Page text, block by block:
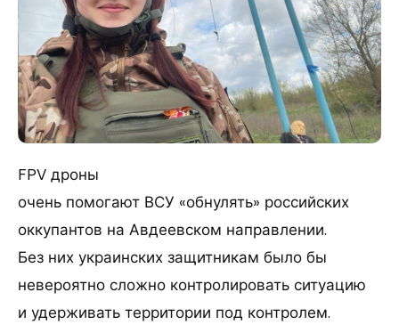
FPV дроны
очень помогают ВСУ «обнулять» российских
оккупантов на Авдеевском направлении.
Без них украинских защитникам было бы
невероятно сложно контролировать ситуацию
и удерживать территории под контролем.